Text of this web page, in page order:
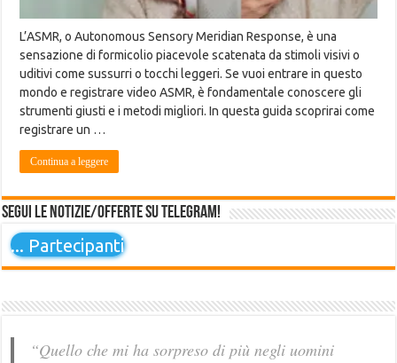
L’ASMR, o Autonomous Sensory Meridian Response, è una
sensazione di formicolio piacevole scatenata da stimoli visivi o
uditivi come sussurri o tocchi leggeri. Se vuoi entrare in questo
mondo e registrare video ASMR, è fondamentale conoscere gli
strumenti giusti e i metodi migliori. In questa guida scoprirai come
registrare un …
Continua a leggere
Segui le notizie/offerte su Telegram!
... Partecipanti
“Quello che mi ha sorpreso di più negli uomini